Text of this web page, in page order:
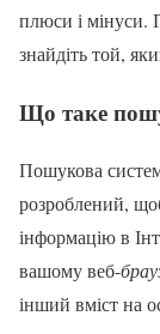
плюси і мінуси.
знайдіть той,
Що таке
Пошукова
розроблений,
інформацію в
вашому веб-
інший вміст на